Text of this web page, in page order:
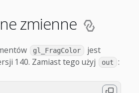
zmienne
gl_FragColor
jest
140. Zamiast tego użyj
out :